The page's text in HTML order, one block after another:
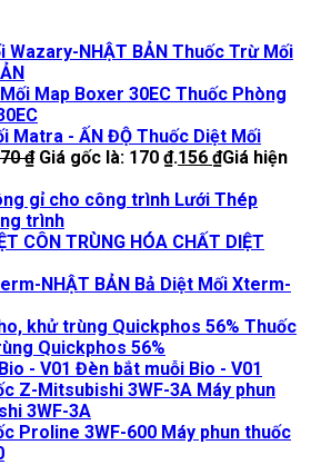
Thuốc Trừ Mối
Thuốc Phòng
Thuốc Diệt Mối
₫ Giá gốc là: 170 ₫.156 ₫Giá hiện
Lưới Thép
trình
HÓA CHẤT DIỆT
Bả Diệt Mối Xterm-
Thuốc
Quickphos 56%
Đèn bắt muỗi Bio - V01
Máy phun
3WF-3A
Máy phun thuốc